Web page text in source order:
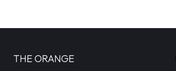
THE ORANGE